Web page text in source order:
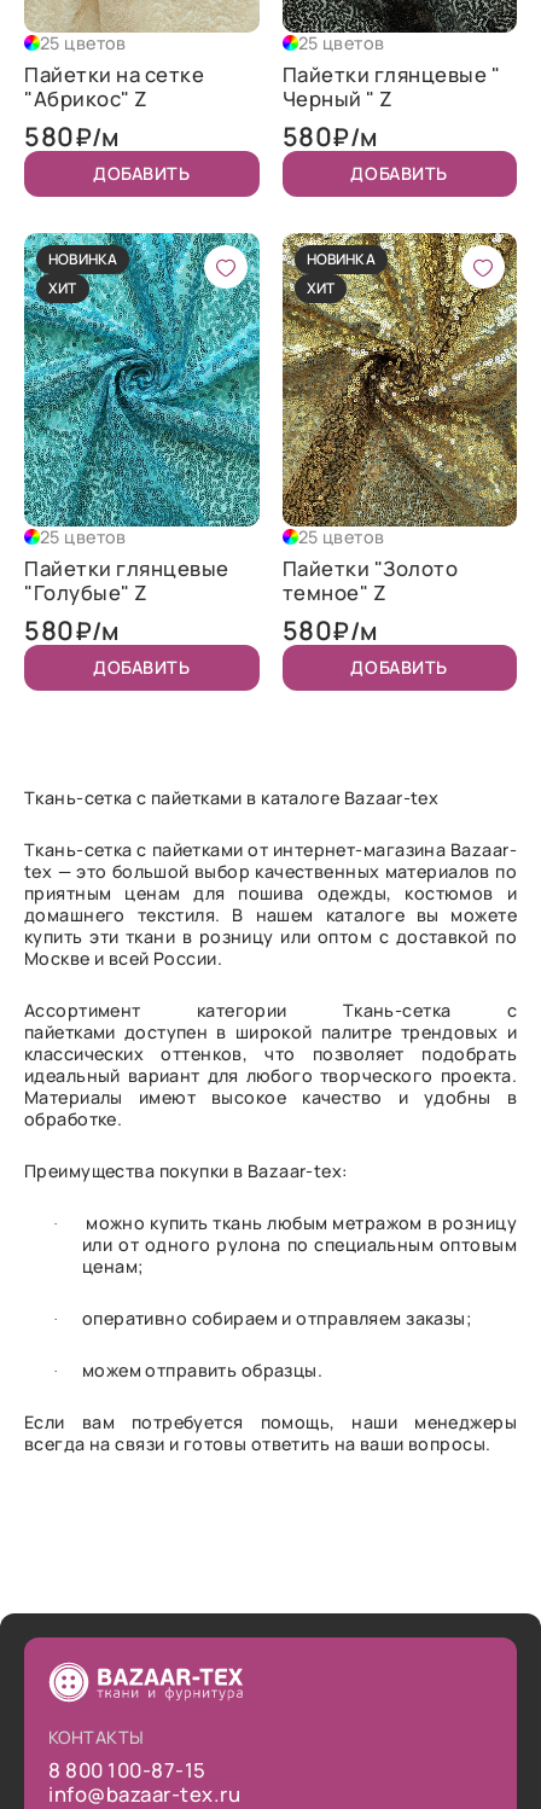
25 цветов
Пайетки на сетке
"Абрикос" Z
580₽/м
ДОБАВИТЬ
25 цветов
Пайетки глянцевые "
Черный " Z
580₽/м
ДОБАВИТЬ
НОВИНКА
ХИТ
25 цветов
Пайетки глянцевые
"Голубые" Z
580₽/м
ДОБАВИТЬ
НОВИНКА
ХИТ
25 цветов
Пайетки "Золото
темное" Z
580₽/м
ДОБАВИТЬ
Ткань-сетка с пайетками в каталоге Bazaar-tex
Ткань-сетка с пайетками от интернет-магазина Bazaar-
tex — это большой выбор качественных материалов по
приятным ценам для пошива одежды, костюмов и
домашнего текстиля. В нашем каталоге вы можете
купить эти ткани в розницу или оптом с доставкой по
Москве и всей России.
Ассортимент категории Ткань-сетка с
пайетками доступен в широкой палитре трендовых и
классических оттенков, что позволяет подобрать
идеальный вариант для любого творческого проекта.
Материалы имеют высокое качество и удобны в
обработке.
Преимущества покупки в Bazaar-tex:
·
можно купить ткань любым метражом в розницу
или от одного рулона по специальным оптовым
ценам;
· оперативно собираем и отправляем заказы;
· можем отправить образцы.
Если вам потребуется помощь, наши менеджеры
всегда на связи и готовы ответить на ваши вопросы.
КОНТАКТЫ
8 800 100-87-15
info@bazaar-tex.ru